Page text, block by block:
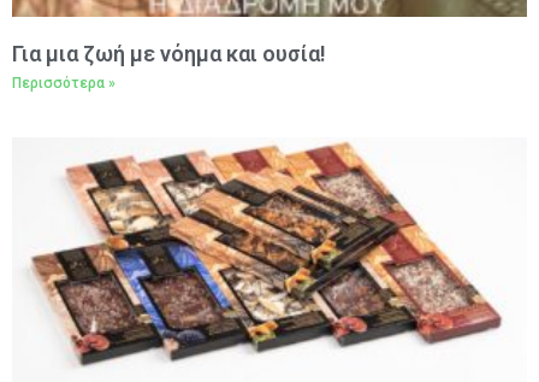
Για μια ζωή με νόημα και ουσία!
Περισσότερα »